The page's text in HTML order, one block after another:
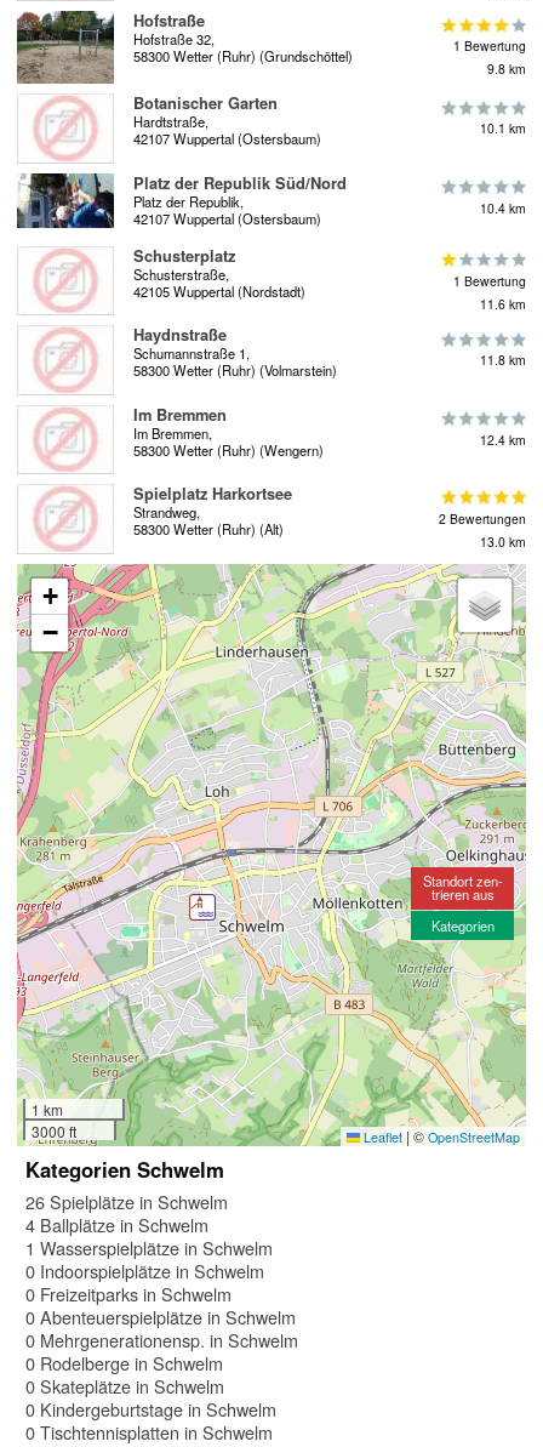
Hofstraße
Hofstraße 32,
58300 Wetter (Ruhr) (Grundschöttel)
1 Bewertung
9.8 km
Botanischer Garten
Hardtstraße,
42107 Wuppertal (Ostersbaum)
10.1 km
Platz der Republik Süd/Nord
Platz der Republik,
42107 Wuppertal (Ostersbaum)
10.4 km
Schusterplatz
Schusterstraße,
42105 Wuppertal (Nordstadt)
1 Bewertung
11.6 km
Haydnstraße
Schumannstraße 1,
58300 Wetter (Ruhr) (Volmarstein)
11.8 km
Im Bremmen
Im Bremmen,
58300 Wetter (Ruhr) (Wengern)
12.4 km
Spielplatz Harkortsee
Strandweg,
58300 Wetter (Ruhr) (Alt)
2 Bewertungen
13.0 km
+
−
1 km
3000 ft
Leaflet | © OpenStreetMap
Standort zen-
trieren aus
Kategorien
Kategorien Schwelm
26 Spielplätze in Schwelm
4 Ballplätze in Schwelm
1 Wasserspielplätze in Schwelm
0 Indoorspielplätze in Schwelm
0 Freizeitparks in Schwelm
0 Abenteuerspielplätze in Schwelm
0 Mehrgenerationensp. in Schwelm
0 Rodelberge in Schwelm
0 Skateplätze in Schwelm
0 Kindergeburtstage in Schwelm
0 Tischtennisplatten in Schwelm